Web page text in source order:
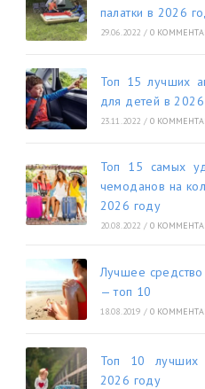
палатки в 2026
29.06.2022 / 0
Топ 15 лучших
для детей в
23.11.2022 / 0
Топ 15 самых
чемоданов на
2026 году
20.08.2022 / 0
Лучшее средство
— топ 10
18.08.2019 / 0
Топ 10 лучших
2026 году